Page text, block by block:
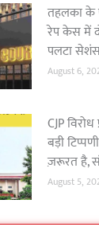
तहलका के
रेप केस में
पलटा
August 6,
CJP विरोध
बड़ी
ज़रूरत है,
August 5,